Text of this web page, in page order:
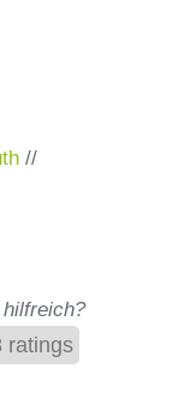
//
ratings